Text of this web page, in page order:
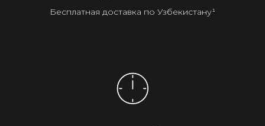
Бесплатная доставка по Узбекистану¹